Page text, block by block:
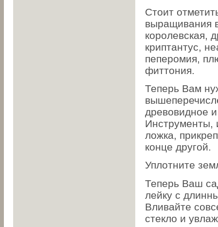
Стоит
выращивания
королевская,
криптантус,
пеперомия,
фиттония.
Теперь Вам
древовидное
Инструменты,
ложка,
конце другой.
Уплотните
Теперь Ваш
лейку с
Вливайте
стекло и